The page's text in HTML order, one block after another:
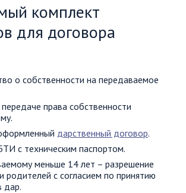
комплект
для договора
о собственности на передаваемое
права собственности
дарственный договор.
с техническим паспортом.
меньше 14 лет – разрешение
родителей с согласием по принятию
дар.